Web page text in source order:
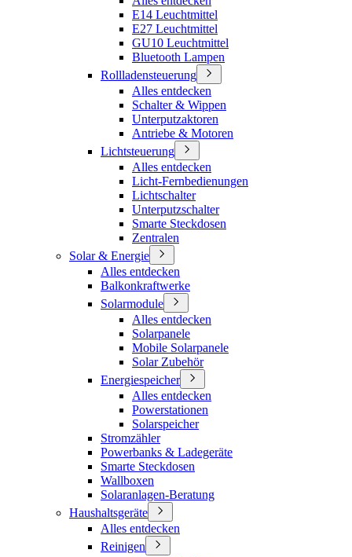
E14 Leuchtmittel
E27 Leuchtmittel
GU10 Leuchtmittel
Bluetooth Lampen
Rollladensteuerung
Alles entdecken
Schalter & Wippen
Unterputzaktoren
Antriebe & Motoren
Lichtsteuerung
Alles entdecken
Licht-Fernbedienungen
Lichtschalter
Unterputzschalter
Smarte Steckdosen
Zentralen
Solar & Energie
Alles entdecken
Balkonkraftwerke
Solarmodule
Alles entdecken
Solarpanele
Mobile Solarpanele
Solar Zubehör
Energiespeicher
Alles entdecken
Powerstationen
Solarspeicher
Stromzähler
Powerbanks & Ladegeräte
Smarte Steckdosen
Wallboxen
Solaranlagen-Beratung
Haushaltsgeräte
Alles entdecken
Reinigen